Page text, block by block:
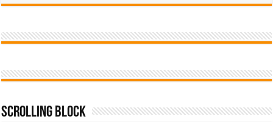
Scrolling Block